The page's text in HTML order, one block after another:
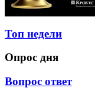
Топ недели
Опрос дня
Вопрос ответ